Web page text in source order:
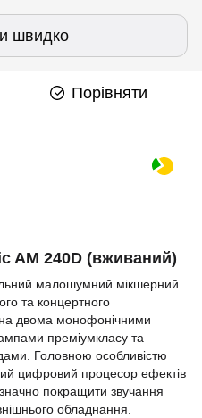
швидко
Порівняти
AM 240D (вживаний)
малошумний мікшерний
та концертного
двома монофонічними
преміумкласу та
Головною особливістю
цифровий процесор ефектів
покращити звучання
обладнання.